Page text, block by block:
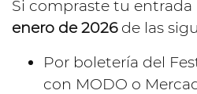
Si compraste tu entrada
enero de 2026de las
Por boletería del
con MODO o